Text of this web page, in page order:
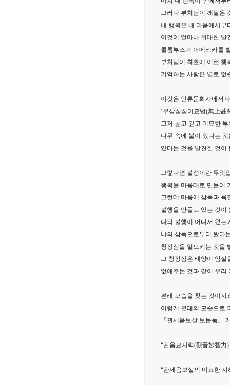
그러나 부처님이 깨달은
내 행복은 내 마음에서부
이것이 얼마나 위대한 발
콜롬부스가 아메리카를
부처님이 최초에 이런 행
기억하는 사람은 별로 없
이것은 인류문화사에서
‘무상심심미묘법(無上甚
그저 높고 깊고 미묘한
나무 속에 불이 있다는
있다는 것을 발견한 것이
그렇다면 불성이란 무엇
행복을 마음대로 만들어
그런데 마음에 삼독과 육
불행을 만들고 있는 것이
나의 불행이 어디서 왔는
나의 삼독으로부터 왔다
청정심을 일으키는 것을
그 청정심은 태양이 암실
없애주는 것과 같이 우리
본래 모습을 찾는 것이지
이렇게 본래의 모습으로
「관세음보살 보문품」
“관음묘지력(觀音妙智力
“관세음보살의 미묘한